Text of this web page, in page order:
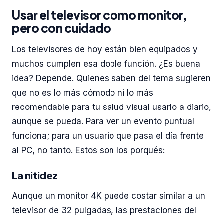
Usar el televisor como monitor,
pero con cuidado
Los televisores de hoy están bien equipados y
muchos cumplen esa doble función. ¿Es buena
idea? Depende. Quienes saben del tema sugieren
que no es lo más cómodo ni lo más
recomendable para tu salud visual usarlo a diario,
aunque se pueda. Para ver un evento puntual
funciona; para un usuario que pasa el día frente
al PC, no tanto. Estos son los porqués:
La nitidez
Aunque un monitor 4K puede costar similar a un
televisor de 32 pulgadas, las prestaciones del